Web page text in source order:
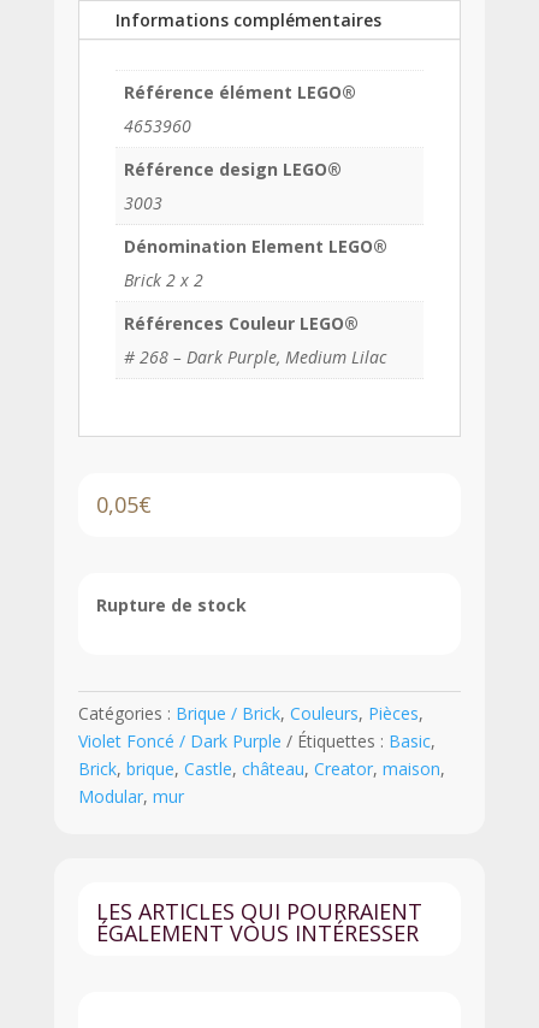
Informations complémentaires
Référence élément LEGO®
4653960
Référence design LEGO®
3003
Dénomination Element LEGO®
Brick 2 x 2
Références Couleur LEGO®
# 268 – Dark Purple, Medium Lilac
0,05€
Rupture de stock
Catégories : Brique / Brick, Couleurs, Pièces,
Violet Foncé / Dark Purple
Étiquettes : Basic,
Brick, brique, Castle, château, Creator, maison,
Modular, mur
LES ARTICLES QUI POURRAIENT
ÉGALEMENT VOUS INTÉRESSER